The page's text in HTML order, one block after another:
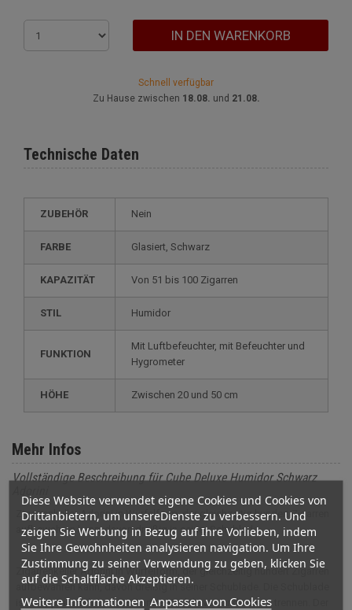
Diese Website verwendet eigene Cookies und Cookies von
Drittanbietern, um unsereDienste zu verbessern. Und
zeigen Sie Werbung in Bezug auf Ihre Vorlieben, indem
Sie Ihre Gewohnheiten analysieren navigation. Um Ihre
Zustimmung zu seiner Verwendung zu geben, klicken Sie
auf die Schaltfläche Akzeptieren.
Weitere Informationen Anpassen von Cookies
IN DEN WARENKORB
Schnell verfügbar
Zu Hause zwischen 18.08. und 21.08.
Technische Daten
ZUBEHÖR Nein
FARBE glasiert, Schwarz
KAPAZITÄT von 51 bis 100 Zigarren
STIL humidor
FUNKTION
mit Luftbefeuchter, mit Befeuchter und
Hygrometer
HÖHE zwischen 20 und 50 cm
Mehr Infos
Vollständige Beschreibung für Cube Deluxe Humidor Schwarz
Zigarrenkeller Adorini in Würfelform, der gleichzeitig hundert Zigarren
aufbewahren kann, davon dreißig in seiner Schublade.
Zigarrenkeller Adorini in Würfelform, der gleichzeitig hundert Zigarren
aufbewahren kann, davon dreißig in seiner Schublade. Die Schublade
ist sehr praktisch, um bestimmte Module von anderen zu trennen. Der